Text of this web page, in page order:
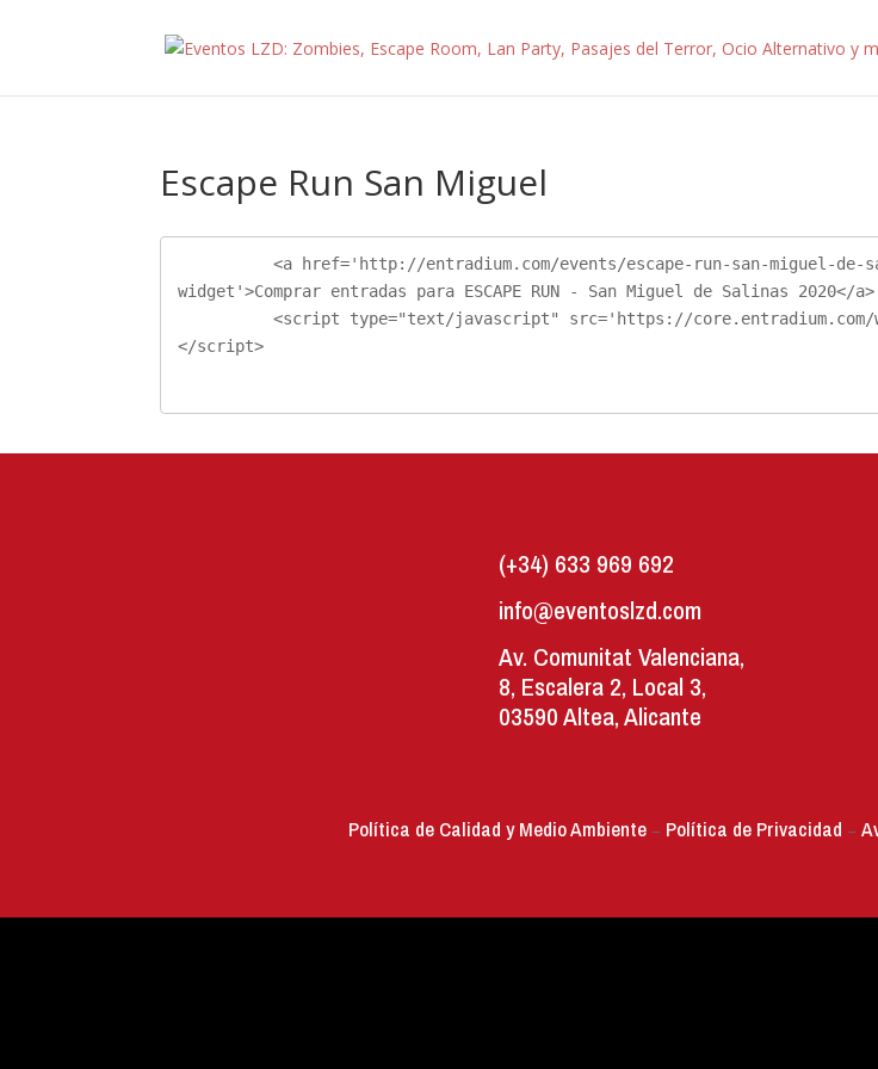
Escape Run San Miguel
          <a href='http://entradium.com/events/escape-run-san-miguel-de-salinas-2020' id='cro-
widget'>Comprar entradas para ESCAPE RUN - San Miguel de Salinas 2020</a>
          <script type="text/javascript" src='https://core.entradium.com/widget_import.js'>
</script>
(+34) 633 969 692
info@eventoslzd.com
Av. Comunitat Valenciana,
8, Escalera 2, Local 3,
03590 Altea, Alicante
Política de Calidad y Medio Ambiente– Política de Privacidad –